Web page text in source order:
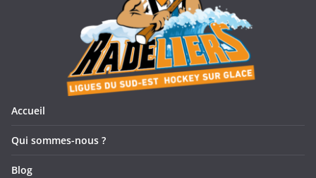
Accueil
Qui sommes-nous ?
Blog